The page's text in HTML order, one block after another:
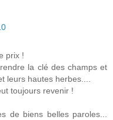
prix !
la clé des champs et
leurs hautes herbes....
toujours revenir !
de biens belles paroles...